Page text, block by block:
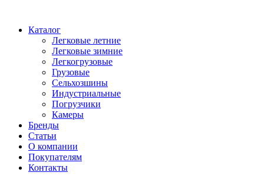
Каталог
Легковые летние
Легковые зимние
Легкогрузовые
Грузовые
Сельхозшины
Индустриальные
Погрузчики
Камеры
Бренды
Статьи
О компании
Покупателям
Контакты